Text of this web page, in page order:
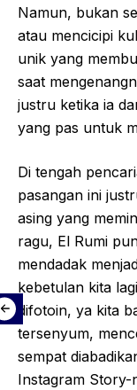
Namun, bukan
atau mencicipi
unik yang
saat
justru ketika ia
yang pas untuk
Di tengah
pasangan ini
asing yang
ragu, El Rumi
mendadak
kebetulan kita
difotoin, ya kita
tersenyum,
sempat
Instagram Story-